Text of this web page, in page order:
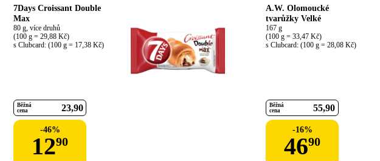
7Days Croissant Double
Max
80 g, více druhů
(100 g = 29,88 Kč)
s Clubcard: (100 g = 17,38 Kč)
Běžná
cena
23 90
-46%
1290
A.W. Olomoucké
tvarůžky Velké
167 g
(100 g = 33,47 Kč)
s Clubcard: (100 g = 28,08 Kč)
Běžná
cena
55 90
-16%
4690